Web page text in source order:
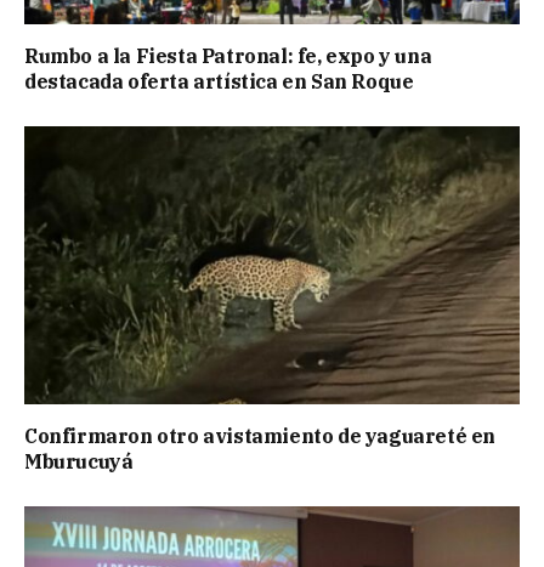
Rumbo a la Fiesta Patronal: fe, expo y una
destacada oferta artística en San Roque
Confirmaron otro avistamiento de yaguareté en
Mburucuyá